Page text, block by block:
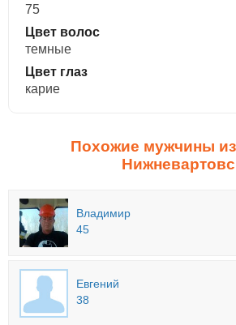
75
Цвет волос
темные
Цвет глаз
карие
Похожие мужчины
Владимир
45
Евгений
38